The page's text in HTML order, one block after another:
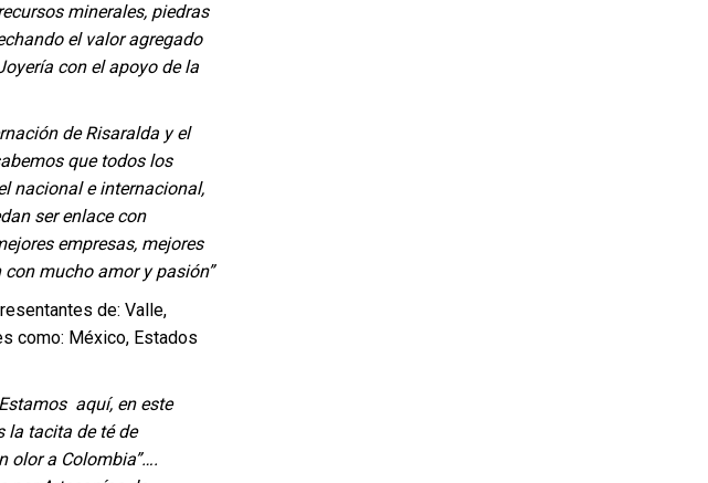
minerales, piedras
el valor agregado
con el apoyo de la
de Risaralda y el
que todos los
nacional e internacional,
ser enlace con
empresas, mejores
mucho amor y pasión”
de: Valle,
como: México, Estados
Estamos aquí, en este
la tacita de té de
olor a Colombia”….